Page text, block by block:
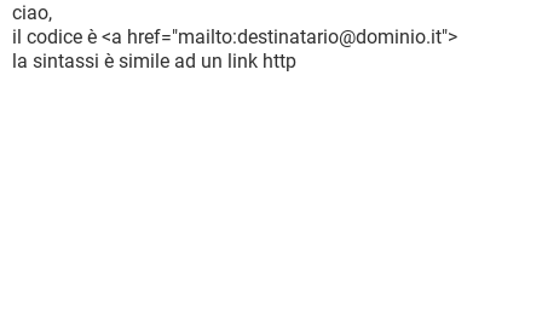
ciao,
il codice è <a href="mailto:destinatario@dominio.it">
la sintassi è simile ad un link http